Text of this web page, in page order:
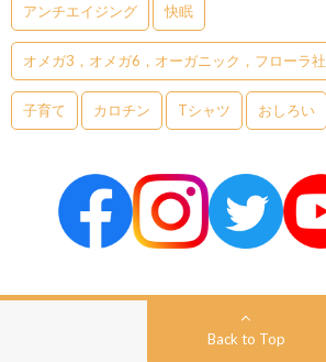
アンチエイジング 快眠
オメガ3，オメガ6，オーガニック，フローラ社
子育て カロチン Tシャツ おしろい
Back to Top